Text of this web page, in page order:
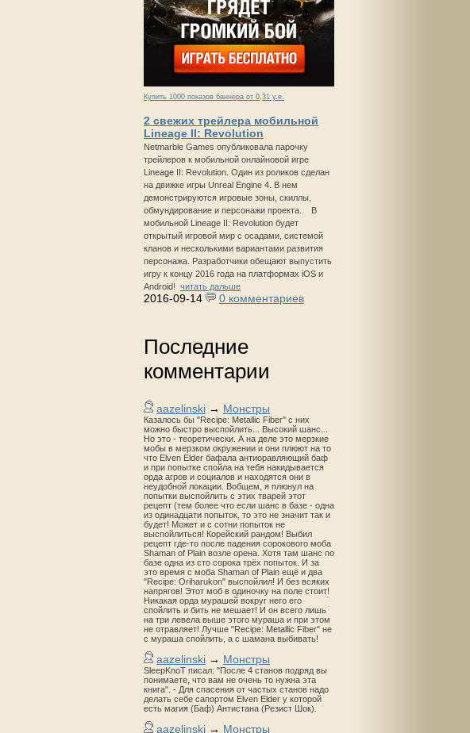
Купить 1000 показов баннера от 0,31 у.е.
2 свежих трейлера мобильной
Lineage II: Revolution
Netmarble Games опубликовала парочку
трейлеров к мобильной онлайновой игре
Lineage II: Revolution. Один из роликов сделан
на движке игры Unreal Engine 4. В нем
демонстрируются игровые зоны, скиллы,
обмундирование и персонажи проекта. В
мобильной Lineage II: Revolution будет
открытый игровой мир с осадами, системой
кланов и несколькими вариантами развития
персонажа. Разработчики обещают выпустить
игру к концу 2016 года на платформах iOS и
Android! читать дальше
2016-09-14 0 комментариев
Последние
комментарии
aazelinski → Монстры
Казалось бы "Recipe: Metallic Fiber" с них
можно быстро выспойлить... Высокий шанс...
Но это - теоретически. А на деле это мерзкие
мобы в мерзком окружении и они плюют на то
что Elven Elder бафала антиоравляющий баф
и при попытке спойла на тебя накидывается
орда агров и социалов и находятся они в
неудобной локации. Вобщем, я плюнул на
попытки выспойлить с этих тварей этот
рецепт (тем более что если шанс в базе - одна
из одинадцати попыток, то это не значит так и
будет! Может и с сотни попыток не
выспойлиться! Корейский рандом! Выбил
рецепт где-то после падения сорокового моба
Shaman of Plain возле орена. Хотя там шанс по
базе одна из сто сорока трёх попыток. И за
это время с моба Shaman of Plain ещё и два
"Recipe: Oriharukon" выспойлил! И без всяких
напрягов! Этот моб в одиночку на поле стоит!
Никакая орда мурашей вокруг него его
спойлить и бить не мешает! И он всего лишь
на три левела выше этого мураша и при этом
не отравляет! Лучше "Recipe: Metallic Fiber" не
с мураша спойлить, а с шамана выбивать!
aazelinski → Монстры
SleepKnoT писал: "После 4 станов подряд вы
понимаете, что вам не очень то нужна эта
книга". - Для спасения от частых станов надо
делать себе сапортом Elven Elder у которой
есть магия (Баф) Антистана (Резист Шок).
aazelinski → Монстры